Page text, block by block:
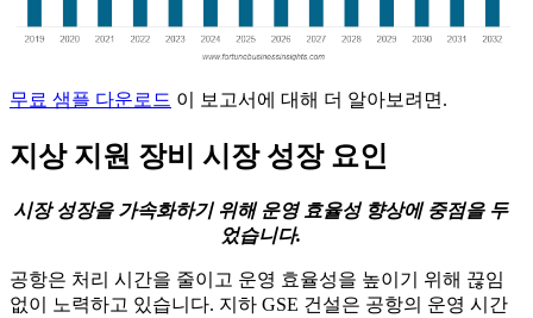
무료 샘플 다운로드 이 보고서에 대해 더 알아보려면.
지상 지원 장비 시장 성장 요인
시장 성장을 가속화하기 위해 운영 효율성 향상에 중점을 두
었습니다.
공항은 처리 시간을 줄이고 운영 효율성을 높이기 위해 끊임
없이 노력하고 있습니다. 지하 GSE 건설은 공항의 운영 시간